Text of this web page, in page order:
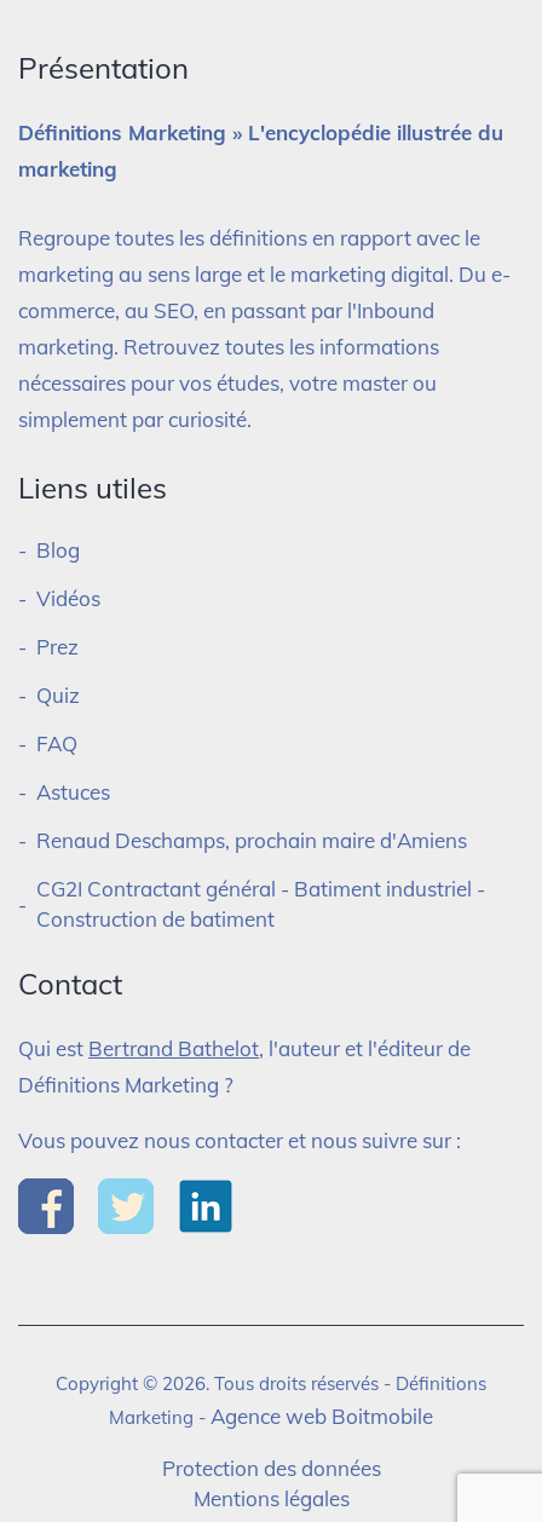
Présentation
Définitions Marketing » L'encyclopédie illustrée du
marketing
Regroupe toutes les définitions en rapport avec le
marketing au sens large et le marketing digital. Du e-
commerce, au SEO, en passant par l'Inbound
marketing. Retrouvez toutes les informations
nécessaires pour vos études, votre master ou
simplement par curiosité.
Liens utiles
Blog
Vidéos
Prez
Quiz
FAQ
Astuces
Renaud Deschamps, prochain maire d'Amiens
CG2I Contractant général - Batiment industriel -
Construction de batiment
Contact
Qui est Bertrand Bathelot, l'auteur et l'éditeur de
Définitions Marketing ?
Vous pouvez nous contacter et nous suivre sur :
Copyright © 2026. Tous droits réservés - Définitions
Marketing - Agence web Boitmobile
Protection des données
Mentions légales